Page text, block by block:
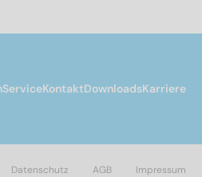
ServiceKontaktDownloadsKarriere
Datenschutz AGB Impressum